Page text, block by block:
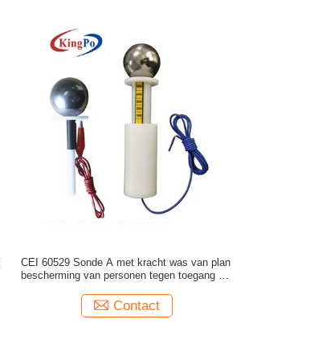
CEI 60529 Sonde A met kracht was van plan
bescherming van personen tegen toegang tot
verifiëren
Contact